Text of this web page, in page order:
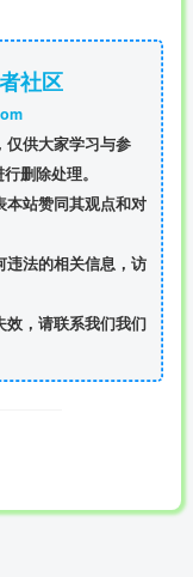
社区
仅供大家学习与参
删除处理。
本站赞同其观点和对
违法的相关信息，访
效，请联系我们我们